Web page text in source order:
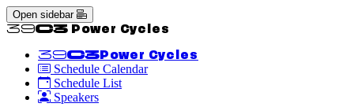
Open sidebar
<<39C3 Power Cycles
<<39C3 Power Cycles
Schedule Calendar
Schedule List
Speakers